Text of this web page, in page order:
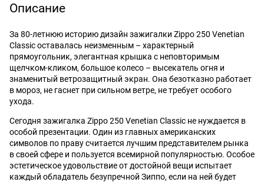
Описание
За 80-летнюю историю дизайн зажигалки Zippo 250 Venetian
Classic оставалась неизменным – характерный
прямоугольник, элегантная крышка с неповторимым
щелчком-кликом, большое колесо – высекатель огня и
знаменитый ветрозащитный экран. Она безотказно работает
в мороз, не гаснет при сильном ветре, не требует особого
ухода.
Сегодня зажигалка Zippo 250 Venetian Classic не нуждается в
особой презентации. Один из главных американских
символов по праву считается лучшим представителем рынка
в своей сфере и пользуется всемирной популярностью. Особое
эстетическое удовольствие от достойной вещи испытает
каждый обладатель безупречной Зиппо, если на ней будет